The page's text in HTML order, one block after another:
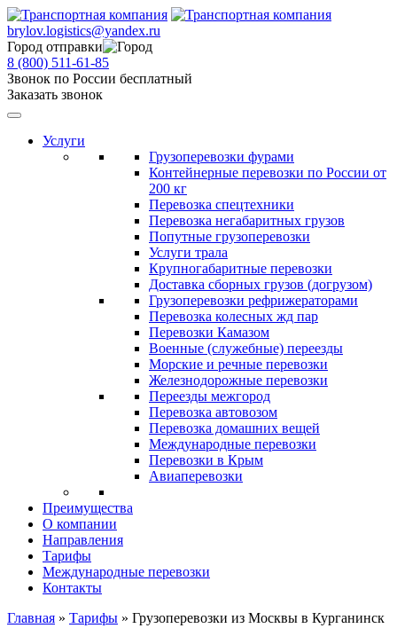
brylov.logistics@yandex.ru
Город отправки
8 (800) 511-61-85
Звонок по России бесплатный
Заказать звонок
Услуги
Грузоперевозки фурами
Контейнерные перевозки по России от
200 кг
Перевозка спецтехники
Перевозка негабаритных грузов
Попутные грузоперевозки
Услуги трала
Крупногабаритные перевозки
Доставка сборных грузов (догрузом)
Грузоперевозки рефрижераторами
Перевозка колесных жд пар
Перевозки Камазом
Военные (служебные) переезды
Морские и речные перевозки
Железнодорожные перевозки
Переезды межгород
Перевозка автовозом
Перевозка домашних вещей
Международные перевозки
Перевозки в Крым
Авиаперевозки
Преимущества
О компании
Направления
Тарифы
Международные перевозки
Контакты
Главная » Тарифы » Грузоперевозки из Москвы в Курганинск